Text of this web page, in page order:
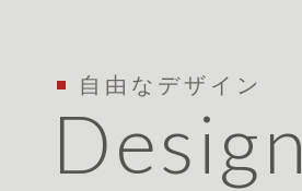
自由なデザイン
Design